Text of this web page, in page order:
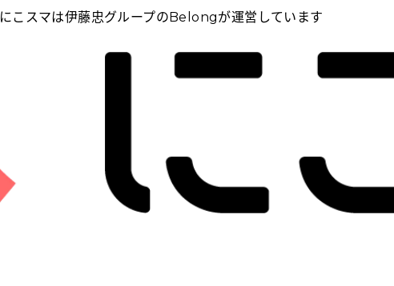
にこスマは伊藤忠グループのBelongが運営しています